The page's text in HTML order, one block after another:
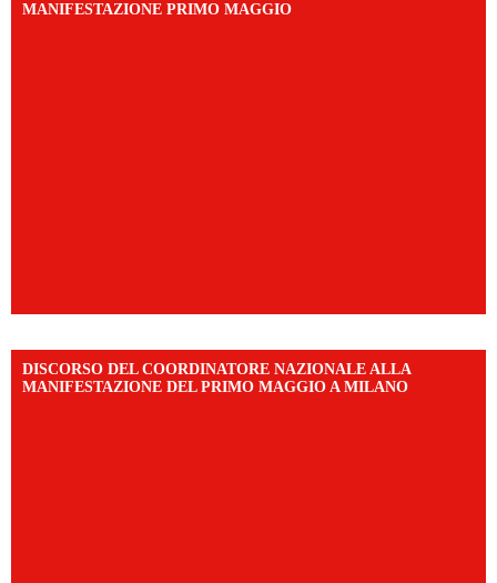
MANIFESTAZIONE PRIMO MAGGIO
DISCORSO DEL COORDINATORE NAZIONALE ALLA
MANIFESTAZIONE DEL PRIMO MAGGIO A MILANO